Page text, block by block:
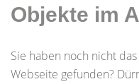
Objekte im
Sie haben noch nicht
Webseite gefunden?